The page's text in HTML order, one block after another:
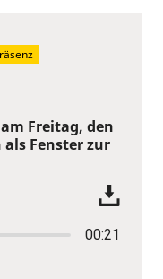
am Freitag, den
als Fenster zur
00:21